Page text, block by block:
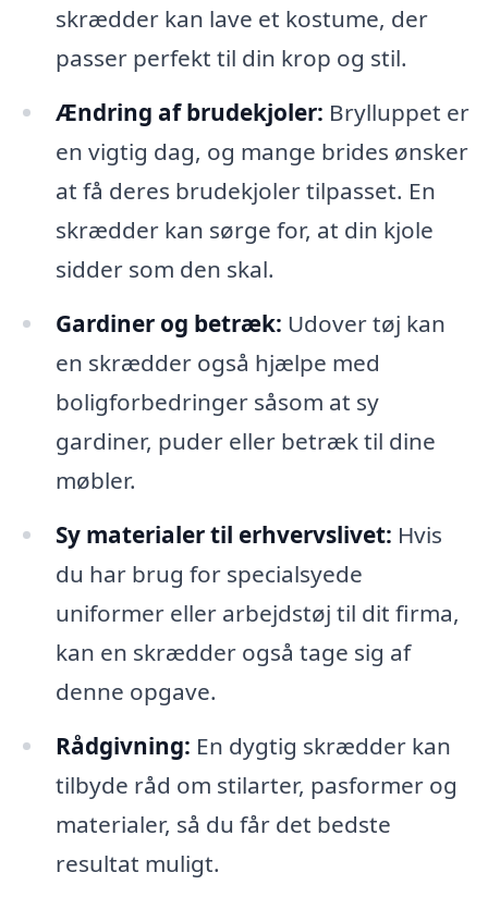
skrædder kan lave et kostume, der
passer perfekt til din krop og stil.
Ændring af brudekjoler: Brylluppet er
en vigtig dag, og mange brides ønsker
at få deres brudekjoler tilpasset. En
skrædder kan sørge for, at din kjole
sidder som den skal.
Gardiner og betræk: Udover tøj kan
en skrædder også hjælpe med
boligforbedringer såsom at sy
gardiner, puder eller betræk til dine
møbler.
Sy materialer til erhvervslivet: Hvis
du har brug for specialsyede
uniformer eller arbejdstøj til dit firma,
kan en skrædder også tage sig af
denne opgave.
Rådgivning: En dygtig skrædder kan
tilbyde råd om stilarter, pasformer og
materialer, så du får det bedste
resultat muligt.